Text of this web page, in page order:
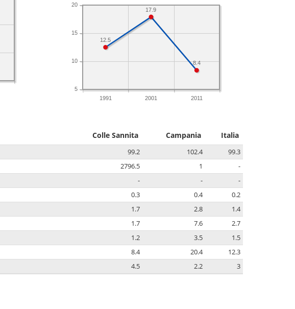
1991 2001 2011
5
10
15
20
8.4
17.9
12.5
Colle Sannita Campania Italia
99.2 102.4
99.3
2796.5 1
-
- -
-
0.3 0.4
0.2
1.7 2.8
1.4
1.7 7.6
2.7
1.2 3.5
1.5
8.4 20.4
12.3
4.5 2.2 3